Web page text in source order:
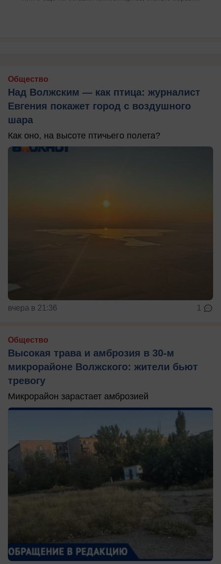
Общество
Над Волжским — как птица: журналист
Евгения покажет город с воздушного
шара
Как оно, на высоте птичьего полета?
вчера в 21:36 1
Общество
Высокая трава и амброзия в 30‑м
микрорайоне Волжского: жители бьют
тревогу
Микрорайон зарастает амброзией